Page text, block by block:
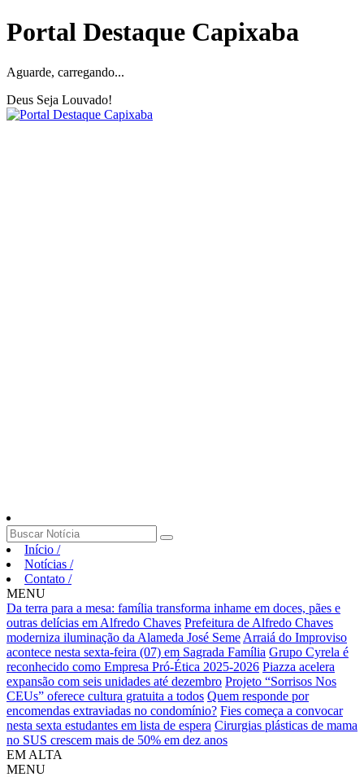
Portal Destaque Capixaba
Aguarde, carregando...
Deus Seja Louvado!
Início /
Notícias /
Contato /
MENU
Da terra para a mesa: família transforma inhame em doces, pães e
outras delícias em Alfredo Chaves Prefeitura de Alfredo Chaves
moderniza iluminação da Alameda José Seme Arraiá do Improviso
acontece nesta sexta-feira (07) em Sagrada Família Grupo Cyrela é
reconhecido como Empresa Pró-Ética 2025-2026 Piazza acelera
expansão com seis unidades até dezembro Projeto “Sorrisos Nos
CEUs” oferece cultura gratuita a todos Quem responde por
encomendas extraviadas no condomínio? Fies começa a convocar
nesta sexta estudantes em lista de espera Cirurgias plásticas de mama
no SUS crescem mais de 50% em dez anos
EM ALTA
MENU